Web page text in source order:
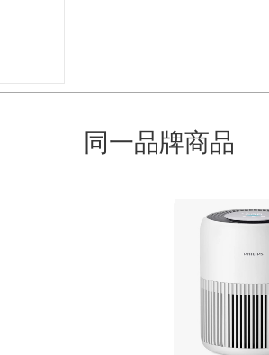
同一品牌商品